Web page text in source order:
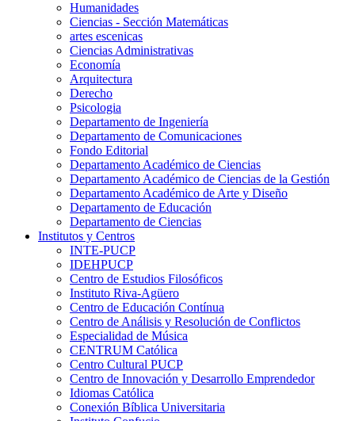
Humanidades
Ciencias - Sección Matemáticas
artes escenicas
Ciencias Administrativas
Economía
Arquitectura
Derecho
Psicologia
Departamento de Ingeniería
Departamento de Comunicaciones
Fondo Editorial
Departamento Académico de Ciencias
Departamento Académico de Ciencias de la Gestión
Departamento Académico de Arte y Diseño
Departamento de Educación
Departamento de Ciencias
Institutos y Centros
INTE-PUCP
IDEHPUCP
Centro de Estudios Filosóficos
Instituto Riva-Agüero
Centro de Educación Contínua
Centro de Análisis y Resolución de Conflictos
Especialidad de Música
CENTRUM Católica
Centro Cultural PUCP
Centro de Innovación y Desarrollo Emprendedor
Idiomas Católica
Conexión Bíblica Universitaria